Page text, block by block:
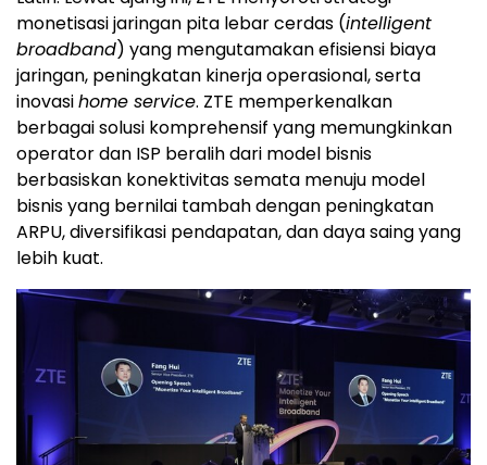
monetisasi jaringan pita lebar cerdas (intelligent
broadband) yang mengutamakan efisiensi biaya
jaringan, peningkatan kinerja operasional, serta
inovasihome service. ZTE memperkenalkan
berbagai solusi komprehensif yang memungkinkan
operator dan ISP beralih dari model bisnis
berbasiskan konektivitas semata menuju model
bisnis yang bernilai tambah dengan peningkatan
ARPU, diversifikasi pendapatan, dan daya saing yang
lebih kuat.